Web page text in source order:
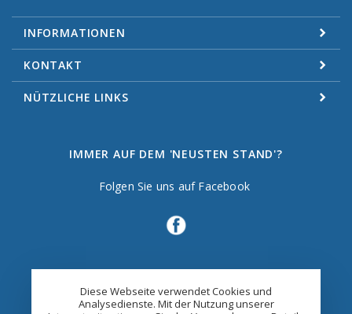
INFORMATIONEN
KONTAKT
NÜTZLICHE LINKS
IMMER AUF DEM 'NEUSTEN STAND'?
Folgen Sie uns auf Facebook
Diese Webseite verwendet Cookies und
Analysedienste. Mit der Nutzung unserer